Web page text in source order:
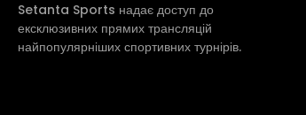
Setanta Sports надає доступ до
ексклюзивних прямих трансляцій
найпопулярніших спортивних турнірів.